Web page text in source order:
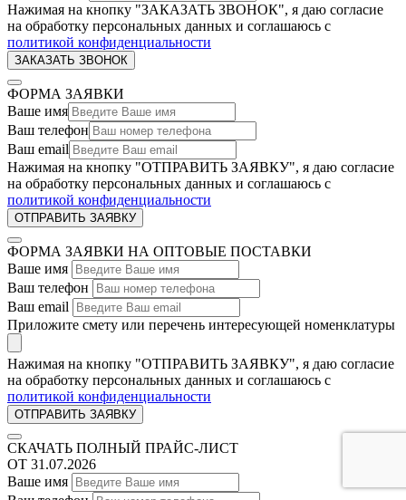
Нажимая на кнопку "ЗАКАЗАТЬ ЗВОНОК", я даю согласие
на обработку персональных данных и соглашаюсь c
политикой конфиденциальности
ФОРМА ЗАЯВКИ
Ваше имя
Ваш телефон
Ваш email
Нажимая на кнопку "ОТПРАВИТЬ ЗАЯВКУ", я даю согласие
на обработку персональных данных и соглашаюсь c
политикой конфиденциальности
ФОРМА ЗАЯВКИ НА ОПТОВЫЕ ПОСТАВКИ
Ваше имя
Ваш телефон
Ваш email
Приложите смету или перечень интересующей номенклатуры
Нажимая на кнопку "ОТПРАВИТЬ ЗАЯВКУ", я даю согласие
на обработку персональных данных и соглашаюсь c
политикой конфиденциальности
СКАЧАТЬ ПОЛНЫЙ ПРАЙС-ЛИСТ
ОТ 31.07.2026
Ваше имя